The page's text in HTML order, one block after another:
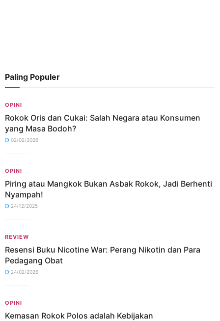
Paling Populer
OPINI
Rokok Oris dan Cukai: Salah Negara atau Konsumen
yang Masa Bodoh?
02/02/2026
OPINI
Piring atau Mangkok Bukan Asbak Rokok, Jadi Berhenti
Nyampah!
24/12/2025
REVIEW
Resensi Buku Nicotine War: Perang Nikotin dan Para
Pedagang Obat
24/02/2026
OPINI
Kemasan Rokok Polos adalah Kebijakan